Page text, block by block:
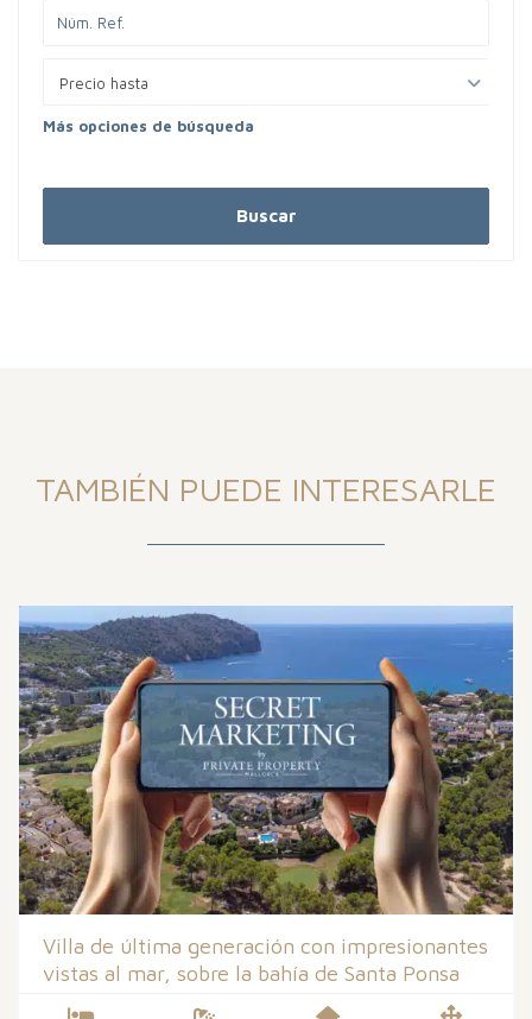
Precio hasta
Más opciones de búsqueda
Buscar
TAMBIÉN PUEDE INTERESARLE
Villa de última generación con impresionantes
vistas al mar, sobre la bahía de Santa Ponsa